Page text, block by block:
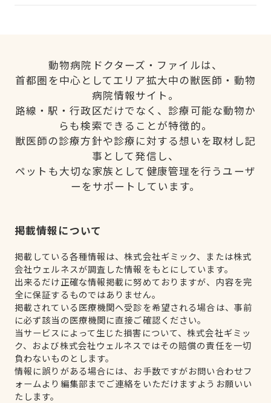
動物病院ドクターズ・ファイルは、
首都圏を中心としてエリア拡大中の獣医師・動物
病院情報サイト。
路線・駅・行政区だけでなく、診療可能な動物か
らも検索できることが特徴的。
獣医師の診療方針や診療に対する想いを取材し記
事として発信し、
ペットも大切な家族として健康管理を行うユーザ
ーをサポートしています。
掲載情報について
掲載している各種情報は、株式会社ギミック、または株式
会社ウェルネスが調査した情報をもとにしています。
出来るだけ正確な情報掲載に努めておりますが、内容を完
全に保証するものではありません。
掲載されている医療機関へ受診を希望される場合は、事前
に必ず該当の医療機関に直接ご確認ください。
当サービスによって生じた損害について、株式会社ギミッ
ク、および株式会社ウェルネスではその賠償の責任を一切
負わないものとします。
情報に誤りがある場合には、お手数ですがお問い合わせフ
ォームより編集部までご連絡をいただけますようお願いい
たします。